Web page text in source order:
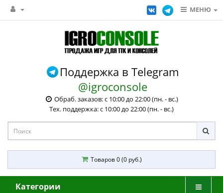
МЕНЮ
Поддержка в Telegram
@igroconsole
Обраб. заказов: с 10:00 до 22:00 (пн. - вс.)
Тех. поддержка: с 10:00 до 22:00 (пн. - вс.)
Товаров 0 (0 руб.)
Категории